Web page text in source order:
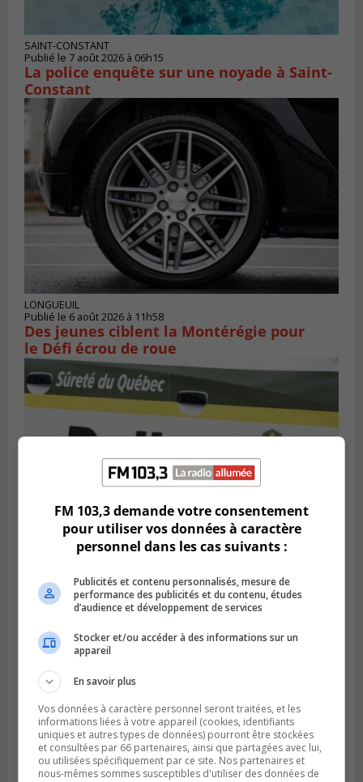
SAINT-CONSTANT
Publié le 7 août 2026 à 06h15
La police enquête sur une noyade à Saint-
Constant
LONGUEUIL
Publié le 6 août 2026 à 11h58
Des jeunes ciblent la Montérégie pour
le Défi écrou de roue
La grenade du camping du lac Cristal était
inoffensive
FM 103,3 demande votre consentement
pour utiliser vos données à caractère
personnel dans les cas suivants :
Publicités et contenu personnalisés, mesure de
performance des publicités et du contenu, études
d’audience et développement de services
Stocker et/ou accéder à des informations sur un
appareil
En savoir plus
Vos données à caractère personnel seront traitées, et les
informations liées à votre appareil (cookies, identifiants
uniques et autres types de données) pourront être stockées
et consultées par 66 partenaires, ainsi que partagées avec lui,
ou utilisées spécifiquement par ce site. Nos partenaires et
nous-mêmes sommes susceptibles d'utiliser des données de